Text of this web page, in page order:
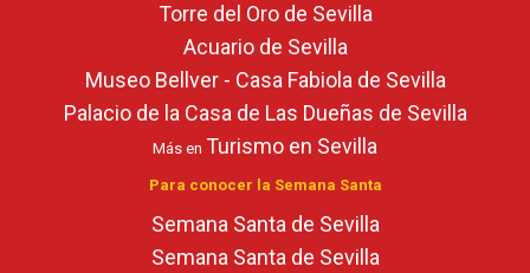
Torre del Oro de Sevilla
Acuario de Sevilla
Museo Bellver - Casa Fabiola de Sevilla
Palacio de la Casa de Las Dueñas de Sevilla
Más en Turismo en Sevilla
Para conocer la Semana Santa
Semana Santa de Sevilla
Semana Santa de Sevilla